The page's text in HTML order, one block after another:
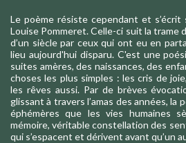
Le poème résiste cependant et s’écrit
Louise Pommeret. Celle-ci suit la trame
d’un siècle par ceux qui ont eu en
lieu aujourd'hui disparu. C'est une
suites amères, des naissances, des
choses les plus simples : les cris de
les rêves aussi. Par de brèves
glissant à travers l’amas des années, la
éphémères que les vies humaines
mémoire, véritable constellation des
qui s’espacent et dérivent avant qu’un